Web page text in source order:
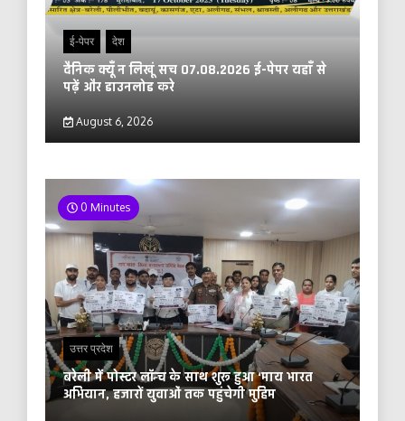
ई-पेपर देश
दैनिक क्यूँ न लिखूं सच 07.08.2026 ई-पेपर यहाँ से
पढ़ें और डाउनलोड करे
August 6, 2026
0 Minutes
उत्तर प्रदेश
बरेली में पोस्टर लॉन्च के साथ शुरू हुआ ‘माय भारत
अभियान, हजारों युवाओं तक पहुंचेगी मुहिम